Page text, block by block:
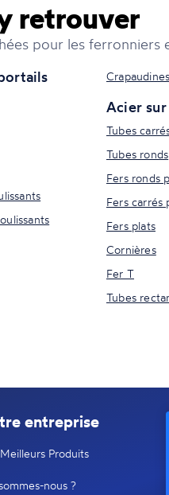
retrouver
pour les ferronniers
Acier
Tubes
Tubes ronds
Fers ronds
Fers carrés
Fers plats
Cornières
Fer T
Tubes
entreprise
Produits
nous ?